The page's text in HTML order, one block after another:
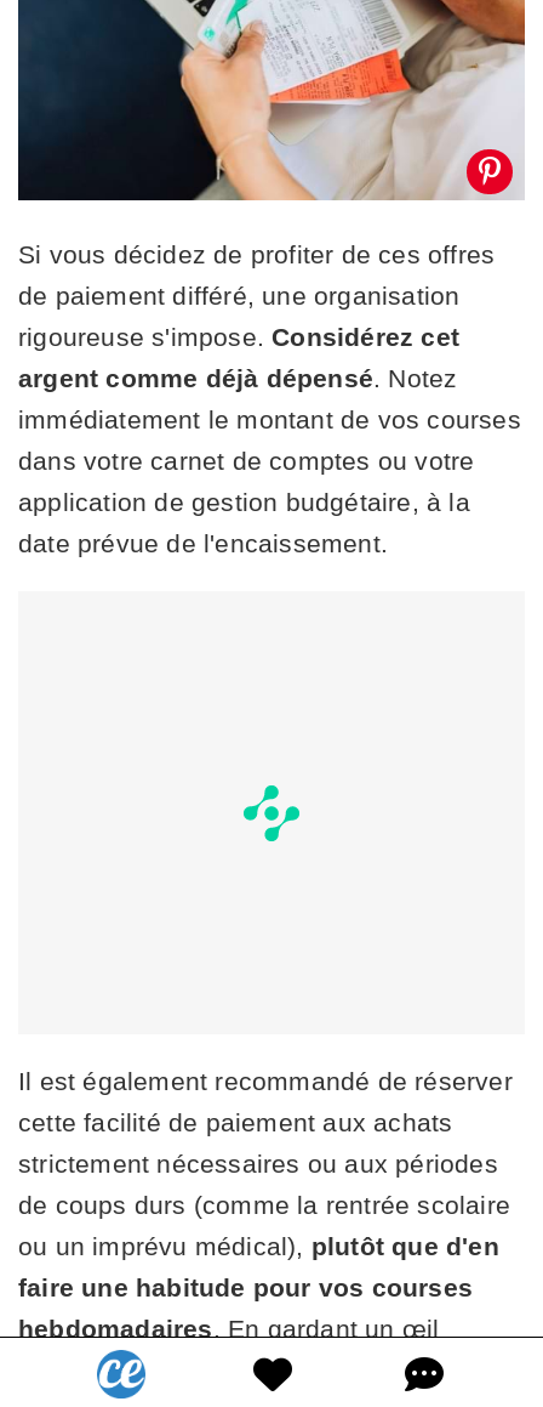
Si vous décidez de profiter de ces offres
de paiement différé, une organisation
rigoureuse s'impose. Considérez cet
argent comme déjà dépensé . Notez
immédiatement le montant de vos courses
dans votre carnet de comptes ou votre
application de gestion budgétaire, à la
date prévue de l'encaissement.
Il est également recommandé de réserver
cette facilité de paiement aux achats
strictement nécessaires ou aux périodes
de coups durs (comme la rentrée scolaire
ou un imprévu médical), plutôt que d'en
faire une habitude pour vos courses
hebdomadaires . En gardant un œil
attentif sur vos finances, vous pourrez tirer